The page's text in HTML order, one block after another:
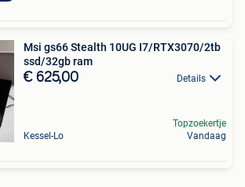
Msi gs66 Stealth 10UG I7/RTX3070/2tb
ssd/32gb ram
€ 625,00 Details
Kessel-Lo
Topzoekertje
Vandaag